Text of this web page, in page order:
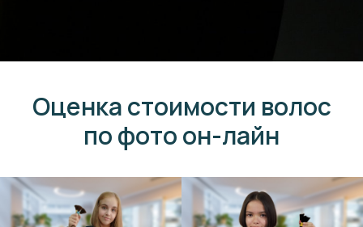
Оценка стоимости волос
по фото он-лайн